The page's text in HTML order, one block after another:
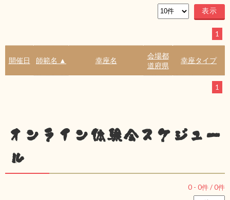
1
開催日 師範名 ▲ 幸座名
会場都
道府県
幸座タイプ
1
オンライン体験会スケジュー
ル
0 - 0件 /0件